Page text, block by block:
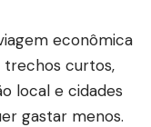
econômica
trechos curtos,
local e cidades
gastar menos.